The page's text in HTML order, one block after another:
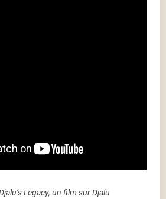
Legacy, un film sur Djalu